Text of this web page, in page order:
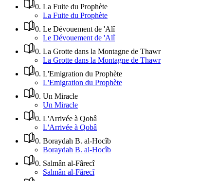
0. La Fuite du Prophète
La Fuite du Prophète
0. Le Dévouement de 'Alî
Le Dévouement de 'Alî
0. La Grotte dans la Montagne de Thawr
La Grotte dans la Montagne de Thawr
0. L'Emigration du Prophète
L'Emigration du Prophète
0. Un Miracle
Un Miracle
0. L'Arrivée à Qobâ
L'Arrivée à Qobâ
0. Boraydah B. al-Hocîb
Boraydah B. al-Hocîb
0. Salmân al-Fârecî
Salmân al-Fârecî